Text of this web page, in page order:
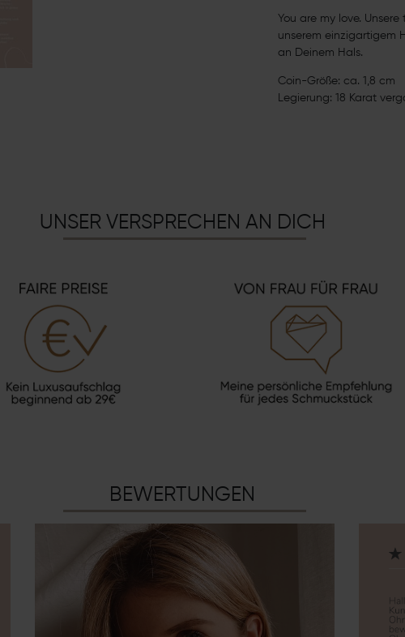
You are my love.
unserem einzigartigem
an Deinem Hals.
Coin-Größe: ca. 1,8 cm
Legierung: 18 Karat
UNSER VERSPRECHEN AN DICH
BEWERTUNGEN